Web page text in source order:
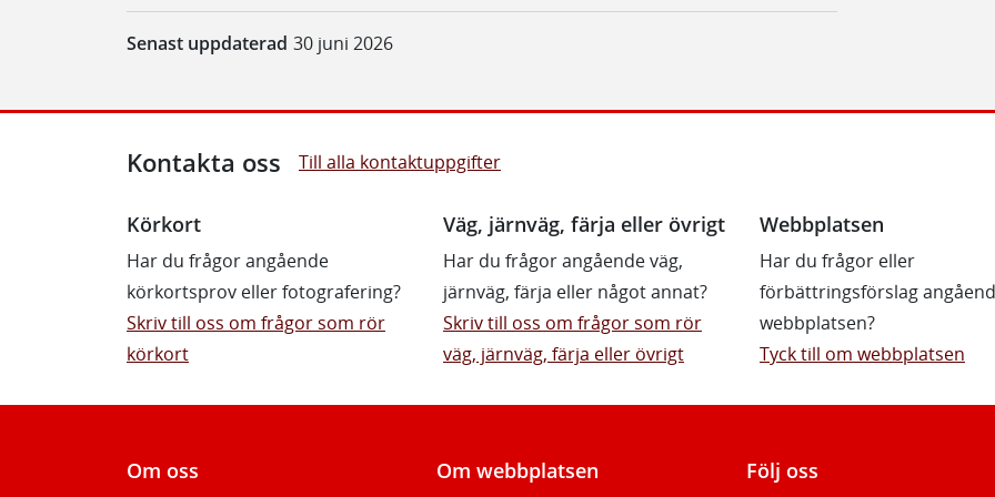
Senast uppdaterad 30 juni 2026
Kontakta oss Till alla kontaktuppgifter
Körkort
Har du frågor angående
körkortsprov eller fotografering?
Skriv till oss om frågor som rör
körkort
Väg, järnväg, färja eller övrigt
Har du frågor angående väg,
järnväg, färja eller något annat?
Skriv till oss om frågor som rör
väg, järnväg, färja eller övrigt
Webbplatsen
Har du frågor eller
förbättringsförslag
webbplatsen?
Tyck till om webbplatsen
Om oss Om webbplatsen Följ oss